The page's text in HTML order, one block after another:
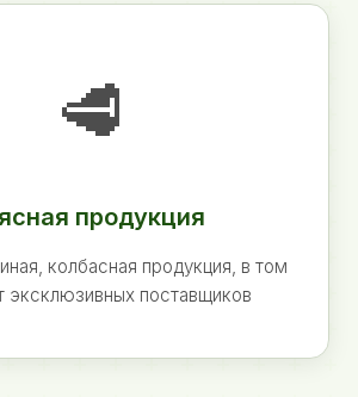
🥩
продукция
колбасная продукция, в том
эксклюзивных поставщиков